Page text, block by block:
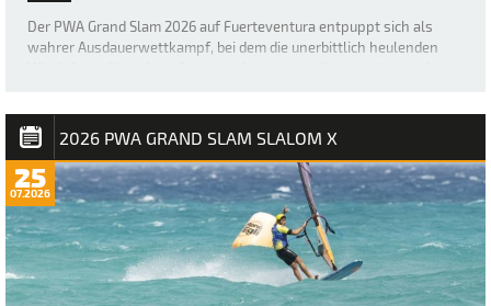
Der PWA Grand Slam 2026 auf Fuerteventura entpuppt sich als
wahrer Ausdauerwettkampf, bei dem die unerbittlich heulenden
absoluten Grenzen bringen. Heute herr…
2026 PWA GRAND SLAM SLALOM X
25
07.2026